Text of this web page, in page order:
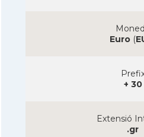
Euro (
+ 30
Extensió
.gr